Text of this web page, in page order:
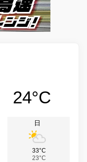
24°C
日
33°C
23°C